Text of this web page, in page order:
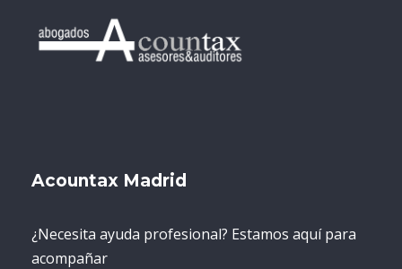
Acountax Madrid
¿Necesita ayuda profesional? Estamos aquí para
acompañar